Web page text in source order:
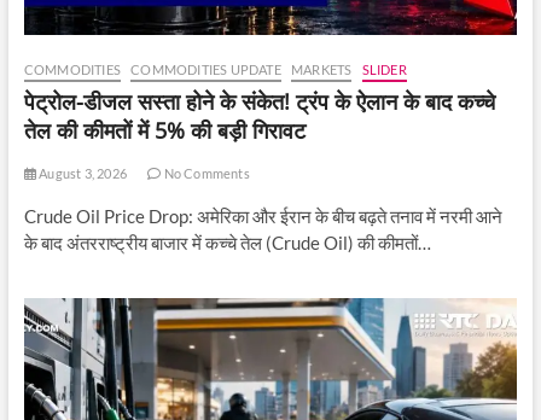
COMMODITIES COMMODITIES UPDATE MARKETS SLIDER
पेट्रोल-डीजल सस्ता होने के संकेत! ट्रंप के ऐलान के बाद कच्चे
तेल की कीमतों में 5% की बड़ी गिरावट
August 3, 2026 No Comments
Crude Oil Price Drop: अमेरिका और ईरान के बीच बढ़ते तनाव में नरमी आने
के बाद अंतरराष्ट्रीय बाजार में कच्चे तेल (Crude Oil) की कीमतों…